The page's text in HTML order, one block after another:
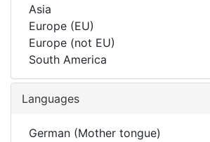
Asia
Europe (EU)
Europe (not EU)
South America
Languages
German (Mother tongue)